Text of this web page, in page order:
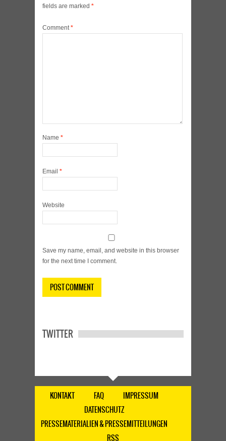
fields are marked *
Comment*
Name *
Email *
Website
Save my name, email, and website in this browser
for the next time I comment.
TWITTER
KONTAKT FAQ
IMPRESSUM
DATENSCHUTZ
PRESSEMATERIALIEN & PRESSEMITTEILUNGEN
RSS